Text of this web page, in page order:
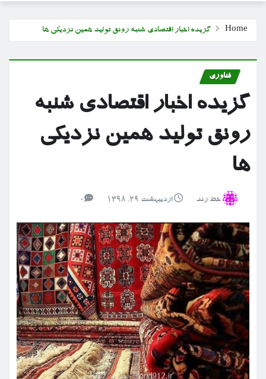
Home گزیده اخبار اقتصادی شنبه رونق تولید همین نزدیکی ها
فناوری
گزیده اخبار اقتصادی شنبه
رونق تولید همین نزدیکی
ها
خط رند اردیبهشت ۲۹, ۱۳۹۸ 0